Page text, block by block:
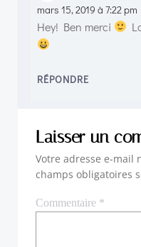
mars 15, 2019 à 7:22 pm
Hey! Ben merci
RÉPONDRE
Laisser un
Votre adresse e-mail
champs obligatoires
Commentaire *